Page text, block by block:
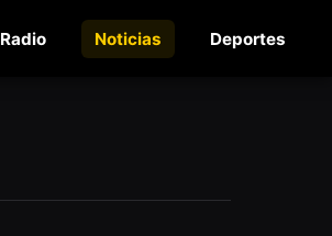
Radio Noticias Deportes